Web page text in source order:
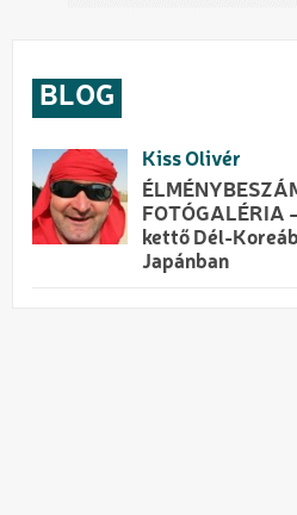
BLOG
Kiss Olivér
FOTÓGALÉRIA
kettő Dél-
Japánban